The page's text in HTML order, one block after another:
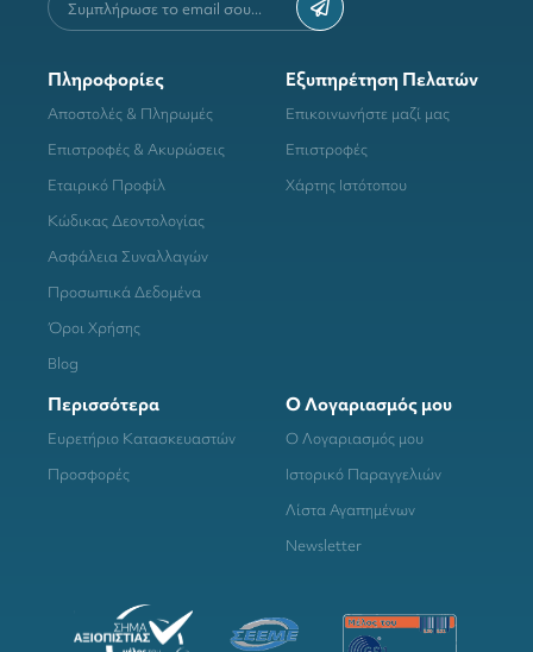
Πληροφορίες
Αποστολές & Πληρωμές
Επιστροφές & Ακυρώσεις
Εταιρικό Προφίλ
Κώδικας Δεοντολογίας
Ασφάλεια Συναλλαγών
Προσωπικά Δεδομένα
Όροι Χρήσης
Blog
Εξυπηρέτηση Πελατών
Επικοινωνήστε μαζί μας
Επιστροφές
Χάρτης Ιστότοπου
Περισσότερα
Ευρετήριο Κατασκευαστών
Προσφορές
Ο Λογαριασμός μου
Ο Λογαριασμός μου
Ιστορικό Παραγγελιών
Λίστα Αγαπημένων
Newsletter